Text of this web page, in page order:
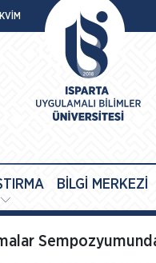
BİLGİ MERKEZİ